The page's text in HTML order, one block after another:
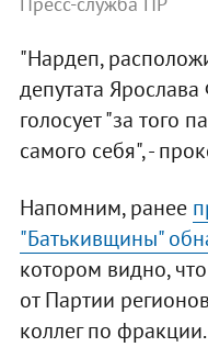
"Нардеп,
депутата
голосует "за того
самого себя", -
Напомним, ранее
"Батькивщины"
котором видно,
от Партии
коллег по фракции.